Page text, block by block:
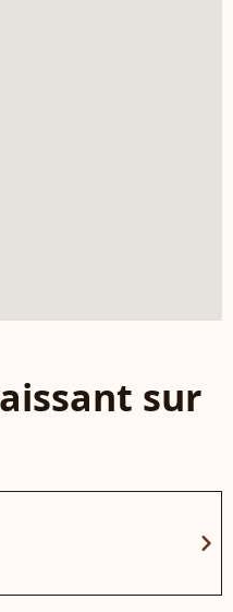
sur
chevron_right